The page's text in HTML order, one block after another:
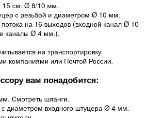
15 см. Ø 8/10 мм.
с резьбой и диаметром Ø 10 мм.
потока на 16 выходов (входной канал Ø 10
каналы Ø 4 мм.).
на транспортировку
компаниями или Почтой России.
вам понадобится:
Смотреть шланги.
диаметром входного штуцера Ø 4 мм.